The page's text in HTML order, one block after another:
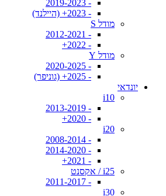
- 2019-2023
- 2023+ (היילנד)
מודל S
- 2012-2021
- 2022+
מודל Y
- 2020-2025
- 2025+ (גוניפר)
יונדאי
i10
- 2013-2019
- 2020+
i20
- 2008-2014
- 2014-2020
- 2021+
i25 / אקסנט
- 2011-2017
i30